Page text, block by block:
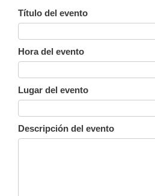
Título del evento
Hora del evento
Lugar del evento
Descripción del evento